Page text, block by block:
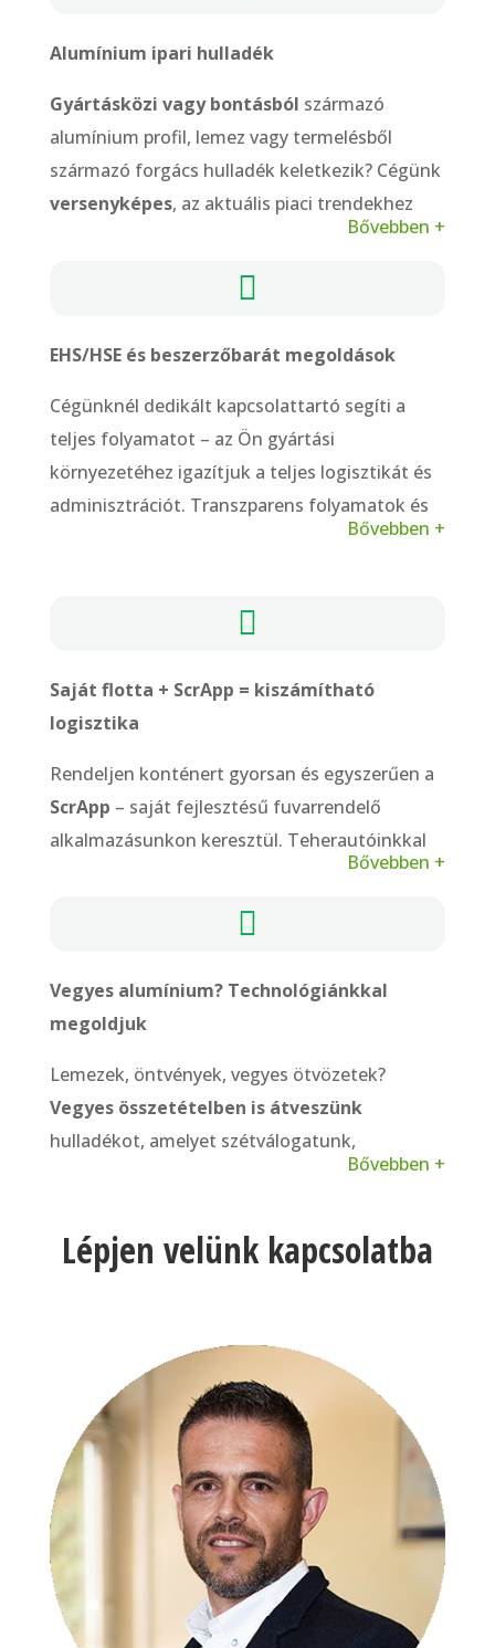
Alumínium ipari hulladék
Gyártásközi vagy bontásból származó
alumínium profil, lemez vagy termelésből
származó forgács hulladék keletkezik? Cégünk
versenyképes, az aktuális piaci trendekhez
igazodó árakon vásárolja fel az ipari eredetű
Bővebben +

EHS/HSE és beszerzőbarát megoldások
Cégünknél dedikált kapcsolattartó segíti a
teljes folyamatot – az Ön gyártási
környezetéhez igazítjuk a teljes logisztikát és
adminisztrációt. Transzparens folyamatok és
Bővebben +

Saját flotta + ScrApp = kiszámítható
logisztika
Rendeljen konténert gyorsan és egyszerűen a
ScrApp – saját fejlesztésű fuvarrendelő
alkalmazásunkon keresztül. Teherautóinkkal
rugalmas és pontos ütemezéssel dolgozunk –
időtakarékos
kínálunk a gyártócégek számára.
Bővebben +

Vegyes alumínium? Technológiánkkal
megoldjuk
Lemezek, öntvények, vegyes ötvözetek?
Vegyes összetételben is átveszünk
hulladékot, amelyet szétválogatunk,
anyag valós értékeBővebben +
Lépjen velünk kapcsolatba